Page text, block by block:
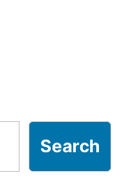
Search